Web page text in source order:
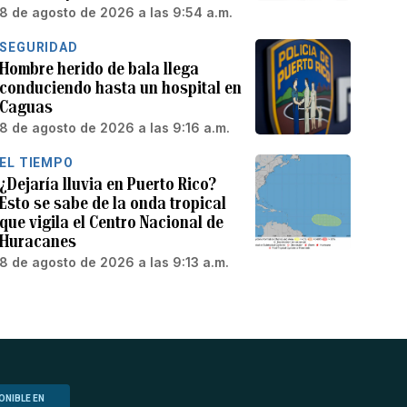
8 de agosto de 2026 a las 9:54 a.m.
SEGURIDAD
Hombre herido de bala llega
conduciendo hasta un hospital en
Caguas
8 de agosto de 2026 a las 9:16 a.m.
EL TIEMPO
¿Dejaría lluvia en Puerto Rico?
Esto se sabe de la onda tropical
que vigila el Centro Nacional de
Huracanes
8 de agosto de 2026 a las 9:13 a.m.
EN